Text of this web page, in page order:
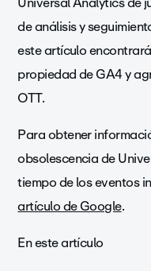
de análisis y
este artículo
propiedad de GA4 y
OTT.
Para obtener
obsolescencia de
tiempo de los eventos
artículo de Google.
En este artículo